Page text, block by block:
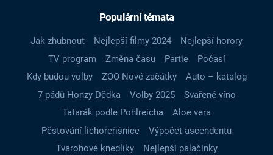
Populární témata
Jak zhubnout Nejlepší filmy 2024
Nejlepší horory
TV program
Změna času Partie
Počasí
Kdy budou volby
ZOO Nové začátky
Auto – katalog
7 pádů Honzy Dědka
Volby 2025
Svařené víno
Tatarák podle Pohlreicha
Aloe vera
Pěstování lichořeřišnice
Výpočet ascendentu
Tvarohové knedlíky
Nejlepší palačinky